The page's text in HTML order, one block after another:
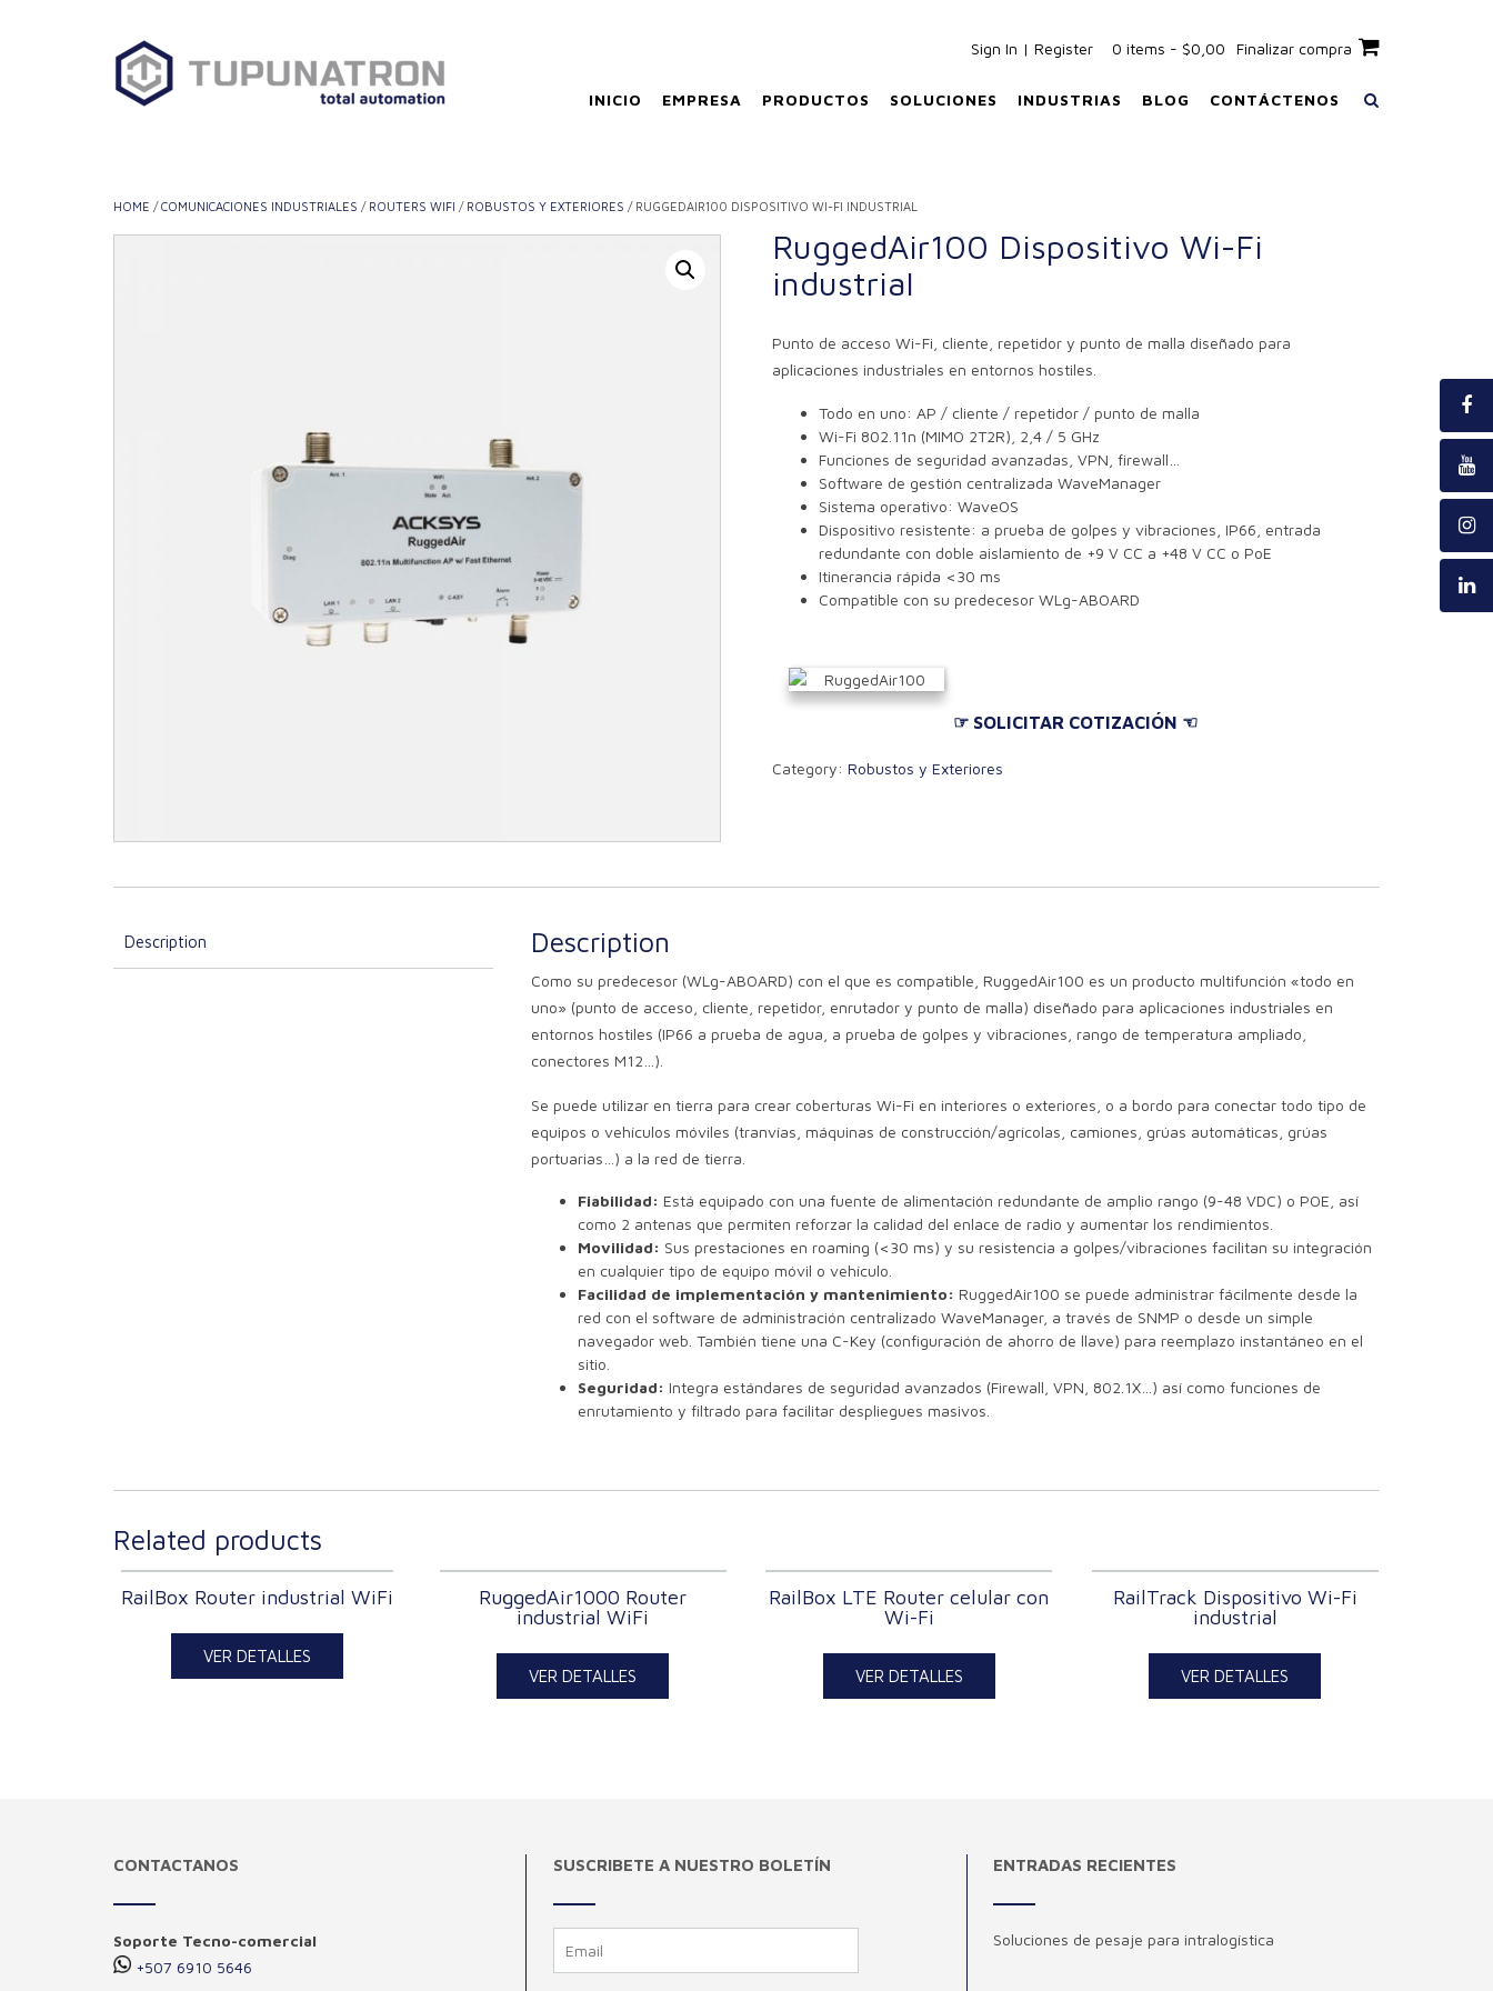
Sign In | Register 0 items - $0,00 Finalizar compra
INICIO EMPRESA PRODUCTOS SOLUCIONES INDUSTRIAS BLOG CONTÁCTENOS
HOME /COMUNICACIONES INDUSTRIALES / ROUTERS WIFI / ROBUSTOS Y EXTERIORES / RUGGEDAIR100 DISPOSITIVO WI-FI INDUSTRIAL
RuggedAir100 Dispositivo Wi-Fi
industrial
Punto de acceso Wi-Fi, cliente, repetidor y punto de malla diseñado para
aplicaciones industriales en entornos hostiles.
Todo en uno: AP / cliente / repetidor / punto de malla
Wi-Fi 802.11n (MIMO 2T2R), 2,4 / 5 GHz
Funciones de seguridad avanzadas, VPN, firewall…
Software de gestión centralizada WaveManager
Sistema operativo: WaveOS
Dispositivo resistente: a prueba de golpes y vibraciones, IP66, entrada
redundante con doble aislamiento de +9 V CC a +48 V CC o PoE
Itinerancia rápida <30 ms
Compatible con su predecesor WLg-ABOARD
☞ SOLICITAR COTIZACIÓN ☜
Category: Robustos y Exteriores
Description Description
Como su predecesor (WLg-ABOARD) con el que es compatible, RuggedAir100 es un producto multifunción «todo en
uno» (punto de acceso, cliente, repetidor, enrutador y punto de malla) diseñado para aplicaciones industriales en
entornos hostiles (IP66 a prueba de agua, a prueba de golpes y vibraciones, rango de temperatura ampliado,
conectores M12…).
Se puede utilizar en tierra para crear coberturas Wi-Fi en interiores o exteriores, o a bordo para conectar todo tipo de
equipos o vehículos móviles (tranvías, máquinas de construcción/agrícolas, camiones, grúas automáticas, grúas
portuarias…) a la red de tierra.
Fiabilidad: Está equipado con una fuente de alimentación redundante de amplio rango (9-48 VDC) o POE, así
como 2 antenas que permiten reforzar la calidad del enlace de radio y aumentar los rendimientos.
Movilidad: Sus prestaciones en roaming (<30 ms) y su resistencia a golpes/vibraciones facilitan su integración
en cualquier tipo de equipo móvil o vehículo.
Facilidad de implementación y mantenimiento: RuggedAir100 se puede administrar fácilmente desde la
red con el software de administración centralizado WaveManager, a través de SNMP o desde un simple
navegador web. También tiene una C-Key (configuración de ahorro de llave) para reemplazo instantáneo en el
sitio.
Seguridad: Integra estándares de seguridad avanzados (Firewall, VPN, 802.1X…) así como funciones de
enrutamiento y filtrado para facilitar despliegues masivos.
Related products
RailBox Router industrial WiFi
VER DETALLES
RuggedAir1000 Router
industrial WiFi
VER DETALLES
RailBox LTE Router celular con
Wi-Fi
VER DETALLES
RailTrack Dispositivo Wi-Fi
industrial
VER DETALLES
CONTACTANOS
Soporte Tecno-comercial
+507 6910 5646
SUSCRIBETE A NUESTRO BOLETÍN ENTRADAS RECIENTES
Soluciones de pesaje para intralogística